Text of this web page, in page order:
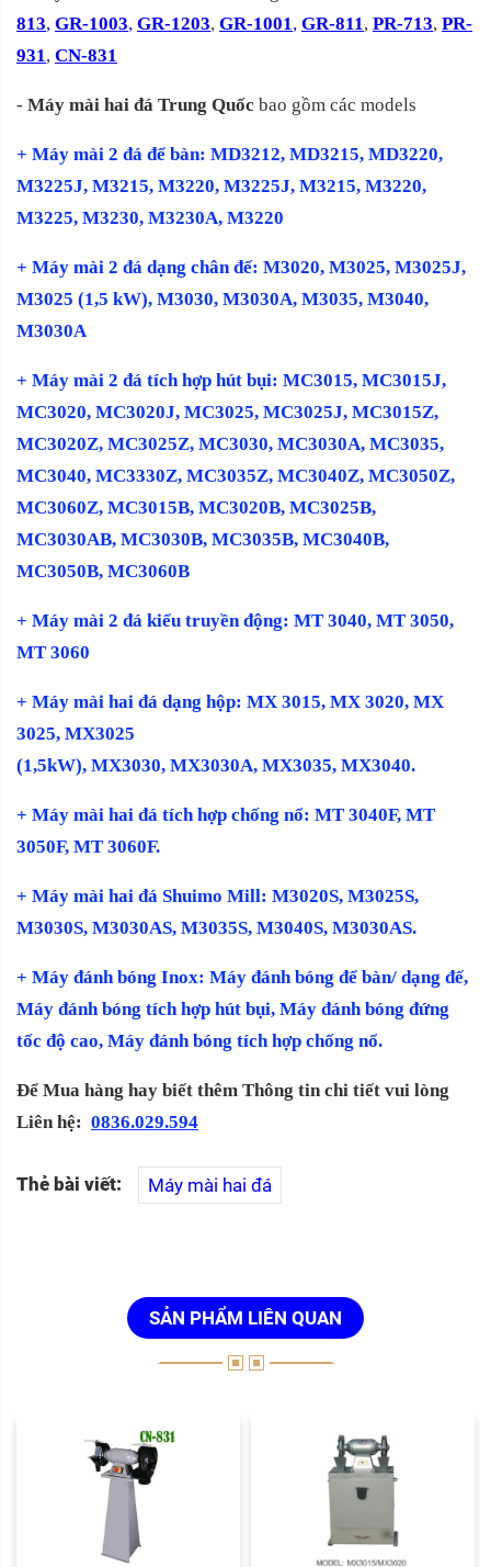
813, GR-1003, GR-1203, GR-1001, GR-811, PR-713, PR-
931, CN-831
- Máy mài hai đá Trung Quốc bao gồm các models
+ Máy mài 2 đá để bàn: MD3212, MD3215, MD3220,
M3225J, M3215, M3220, M3225J, M3215, M3220,
M3225, M3230, M3230A, M3220
+ Máy mài 2 đá dạng chân đế: M3020, M3025, M3025J,
M3025 (1,5 kW), M3030, M3030A, M3035, M3040,
M3030A
+ Máy mài 2 đá tích hợp hút bụi: MC3015, MC3015J,
MC3020, MC3020J, MC3025, MC3025J, MC3015Z,
MC3020Z, MC3025Z, MC3030, MC3030A, MC3035,
MC3040, MC3330Z, MC3035Z, MC3040Z, MC3050Z,
MC3060Z, MC3015B, MC3020B, MC3025B,
MC3030AB, MC3030B, MC3035B, MC3040B,
MC3050B, MC3060B
+ Máy mài 2 đá kiểu truyền động: MT 3040, MT 3050,
MT 3060
+ Máy mài hai đá dạng hộp: MX 3015, MX 3020, MX
3025, MX3025
(1,5kW), MX3030, MX3030A, MX3035, MX3040.
+ Máy mài hai đá tích hợp chống nổ: MT 3040F, MT
3050F, MT 3060F.
+ Máy mài hai đá Shuimo Mill: M3020S, M3025S,
M3030S, M3030AS, M3035S, M3040S, M3030AS.
+ Máy đánh bóng Inox: Máy đánh bóng để bàn/ dạng đế,
Máy đánh bóng tích hợp hút bụi, Máy đánh bóng đứng
tốc độ cao, Máy đánh bóng tích hợp chống nổ.
Để Mua hàng hay biết thêm Thông tin chi tiết vui lòng
Liên hệ: 0836.029.594
Thẻ bài viết: Máy mài hai đá
SẢN PHẨM LIÊN QUAN